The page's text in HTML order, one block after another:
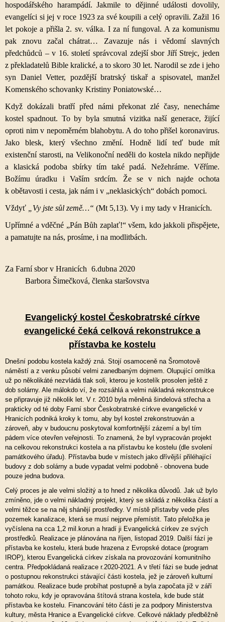
hospodářského harampádí. Jakmile to dějinné události dovolily,
evangelíci si jej v roce 1923 za své koupili a celý opravili. Zažil 16
let pokoje a přišla 2. sv. válka. I za ní fungoval. A za komunismu
pak znovu začal chátrat… Zavazuje nás i vědomí slavných
předchůdců – v 16. století správcoval zdejší sbor Jiří Strejc, jeden
z překladatelů Bible kralické, a to skoro 30 let. Narodil se zde i jeho
syn Daniel Vetter, pozdější bratrský tiskař a spisovatel, manžel
Komenského schovanky Kristiny Poniatowské…
Když dokázali bratří před námi překonat zlé časy, nenecháme
kostel spadnout. To by byla smutná vizitka naší generace, žijící
oproti nim v nepoměrném blahobytu. A do toho přišel koronavirus.
Jako blesk, který všechno změní. Hodně lidí teď bude mít
existenční starosti, na Velikonoční neděli do kostela nikdo nepřijde
a klasická podoba sbírky tím také padá. Nežehráme. Věříme.
Božímu úradku i Vaším srdcím. Že se v nich najde ochota
k obětavosti i cesta, jak nám i v „neklasických“ dobách pomoci.
Vždyť
„Vy jste sůl země…“ (Mt 5,13). Vy i my tady v Hranicích.
Upřímné a vděčné „Pán Bůh zaplať!“ všem, kdo jakkoli přispějete,
a pamatujte na nás, prosíme, i na modlitbách.
Za Farní sbor v Hranicích 6.dubna 2020
Barbora Šimečková, členka staršovstva
Evangelický kostel Českobratrské církve
evangelické čeká celková rekonstrukce a
přístavba ke kostelu
Dnešní podobu kostela každý zná. Stojí osamoceně na Šromotově
náměstí a z venku působí velmi zanedbaným dojmem. Olupující omítka
už po několikáté nezvládá tlak soli, kterou je kostelík prosolen ještě z
dob solárny. Ale málokdo ví, že rozsáhlá a velmi nákladná rekonstrukce
se připravuje již několik let. V r. 2010 byla měněná šindelová střecha a
prakticky od té doby Farní sbor Českobratrské církve evangelické v
Hranicích podniká kroky k tomu, aby byl kostel zrekonstruován a
zároveň, aby v budoucnu poskytoval komfortnější zázemí a byl tím
pádem více otevřen veřejnosti. To znamená, že byl vypracován projekt
na celkovou rekonstrukci kostela a na přístavbu ke kostelu (dle svolení
památkového úřadu). Přístavba bude v místech jako dřívější přiléhající
budovy z dob solárny a bude vypadat velmi podobně - obnovena bude
pouze jedna budova.
Celý proces je ale velmi složitý a to hned z několika důvodů. Jak už bylo
zmíněno, jde o velmi nákladný projekt, který se skládá z několika částí a
velmi těžce se na něj shánějí prostředky. V místě přístavby vede přes
pozemek kanalizace, která se musí nejprve přemístit. Tato přeložka je
vyčíslena na cca 1,2 mil.korun a hradí ji Evangelická církev ze svých
prostředků. Realizace je plánována na říjen, listopad 2019. Další fází je
přístavba ke kostelu, která bude hrazena z Evropské dotace (program
IROP), kterou Evangelická církev získala na provozování komunitního
centra. Předpokládaná realizace r.2020-2021. A v třetí fázi se bude jednat
o postupnou rekonstrukci stávající části kostela, jež je zároveň kulturní
památkou. Realizace bude probíhat postupně a byla započata již v září
tohoto roku, kdy je opravována štítová strana kostela, kde bude stát
přístavba ke kostelu. Financování této části je za podpory Ministerstva
kultury, města Hranice a Evangelické církve. Celkové náklady předběžně